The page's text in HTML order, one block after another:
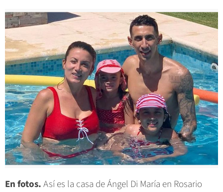
En fotos.Así es la casa de Ángel Di María en Rosario